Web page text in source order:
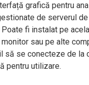
grafică pentru
de serverul
Poate fi instalat pe
sau pe alte
să se conecteze de la
pentru utilizare.